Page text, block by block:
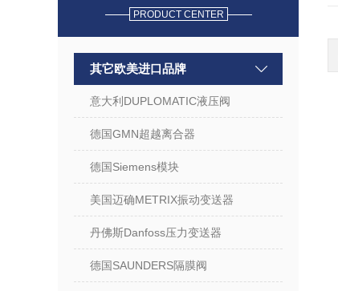
PRODUCT CENTER
其它欧美进口品牌
意大利DUPLOMATIC液压阀
德国GMN超越离合器
德国Siemens模块
美国迈确METRIX振动变送器
丹佛斯Danfoss压力变送器
德国SAUNDERS隔膜阀